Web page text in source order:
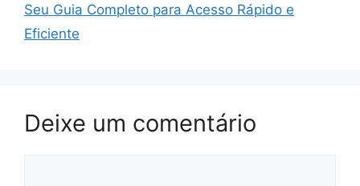
Seu Guia Completo para Acesso Rápido e
Eficiente
Deixe um comentário